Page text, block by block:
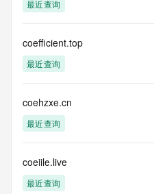
最近查询
coefficient.top
最近查询
coehzxe.cn
最近查询
coeiile.live
最近查询